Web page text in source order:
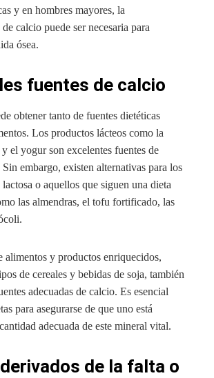
y en hombres mayores, la
calcio puede ser necesaria para
ósea.
fuentes de calcio
obtener tanto de fuentes dietéticas
Los productos lácteos como la
el yogur son excelentes fuentes de
embargo, existen alternativas para los
o aquellos que siguen una dieta
las almendras, el tofu fortificado, las
alimentos y productos enriquecidos,
de cereales y bebidas de soja, también
adecuadas de calcio. Es esencial
para asegurarse de que uno está
adecuada de este mineral vital.
de la falta o